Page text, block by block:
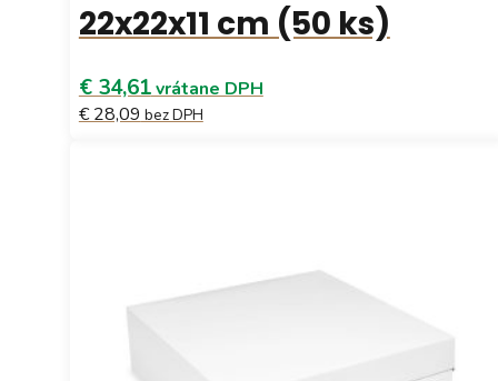
22x22x11 cm (50 ks)
€ 34,61vrátane DPH
€ 28,09 bez DPH